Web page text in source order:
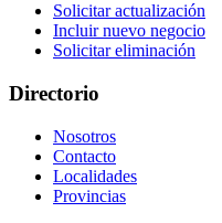
Solicitar actualización
Incluir nuevo negocio
Solicitar eliminación
Directorio
Nosotros
Contacto
Localidades
Provincias